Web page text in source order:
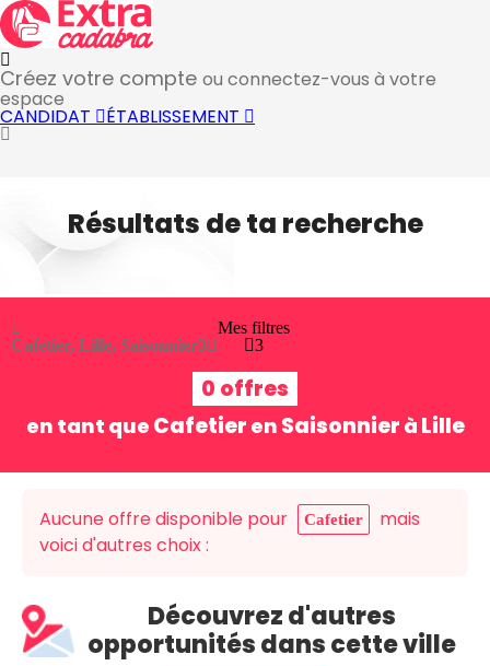
Créez votre compte ou connectez-vous à votre
espace
CANDIDAT ÉTABLISSEMENT
Résultats de ta recherche
Cafetier, Lille, Saisonnier3
Mes filtres
3
0 offres
en tant que Cafetier en Saisonnier à Lille
Aucune offre disponible pour Cafetier
mais
voici d'autres choix :
Découvrez d'autres
opportunités dans cette ville